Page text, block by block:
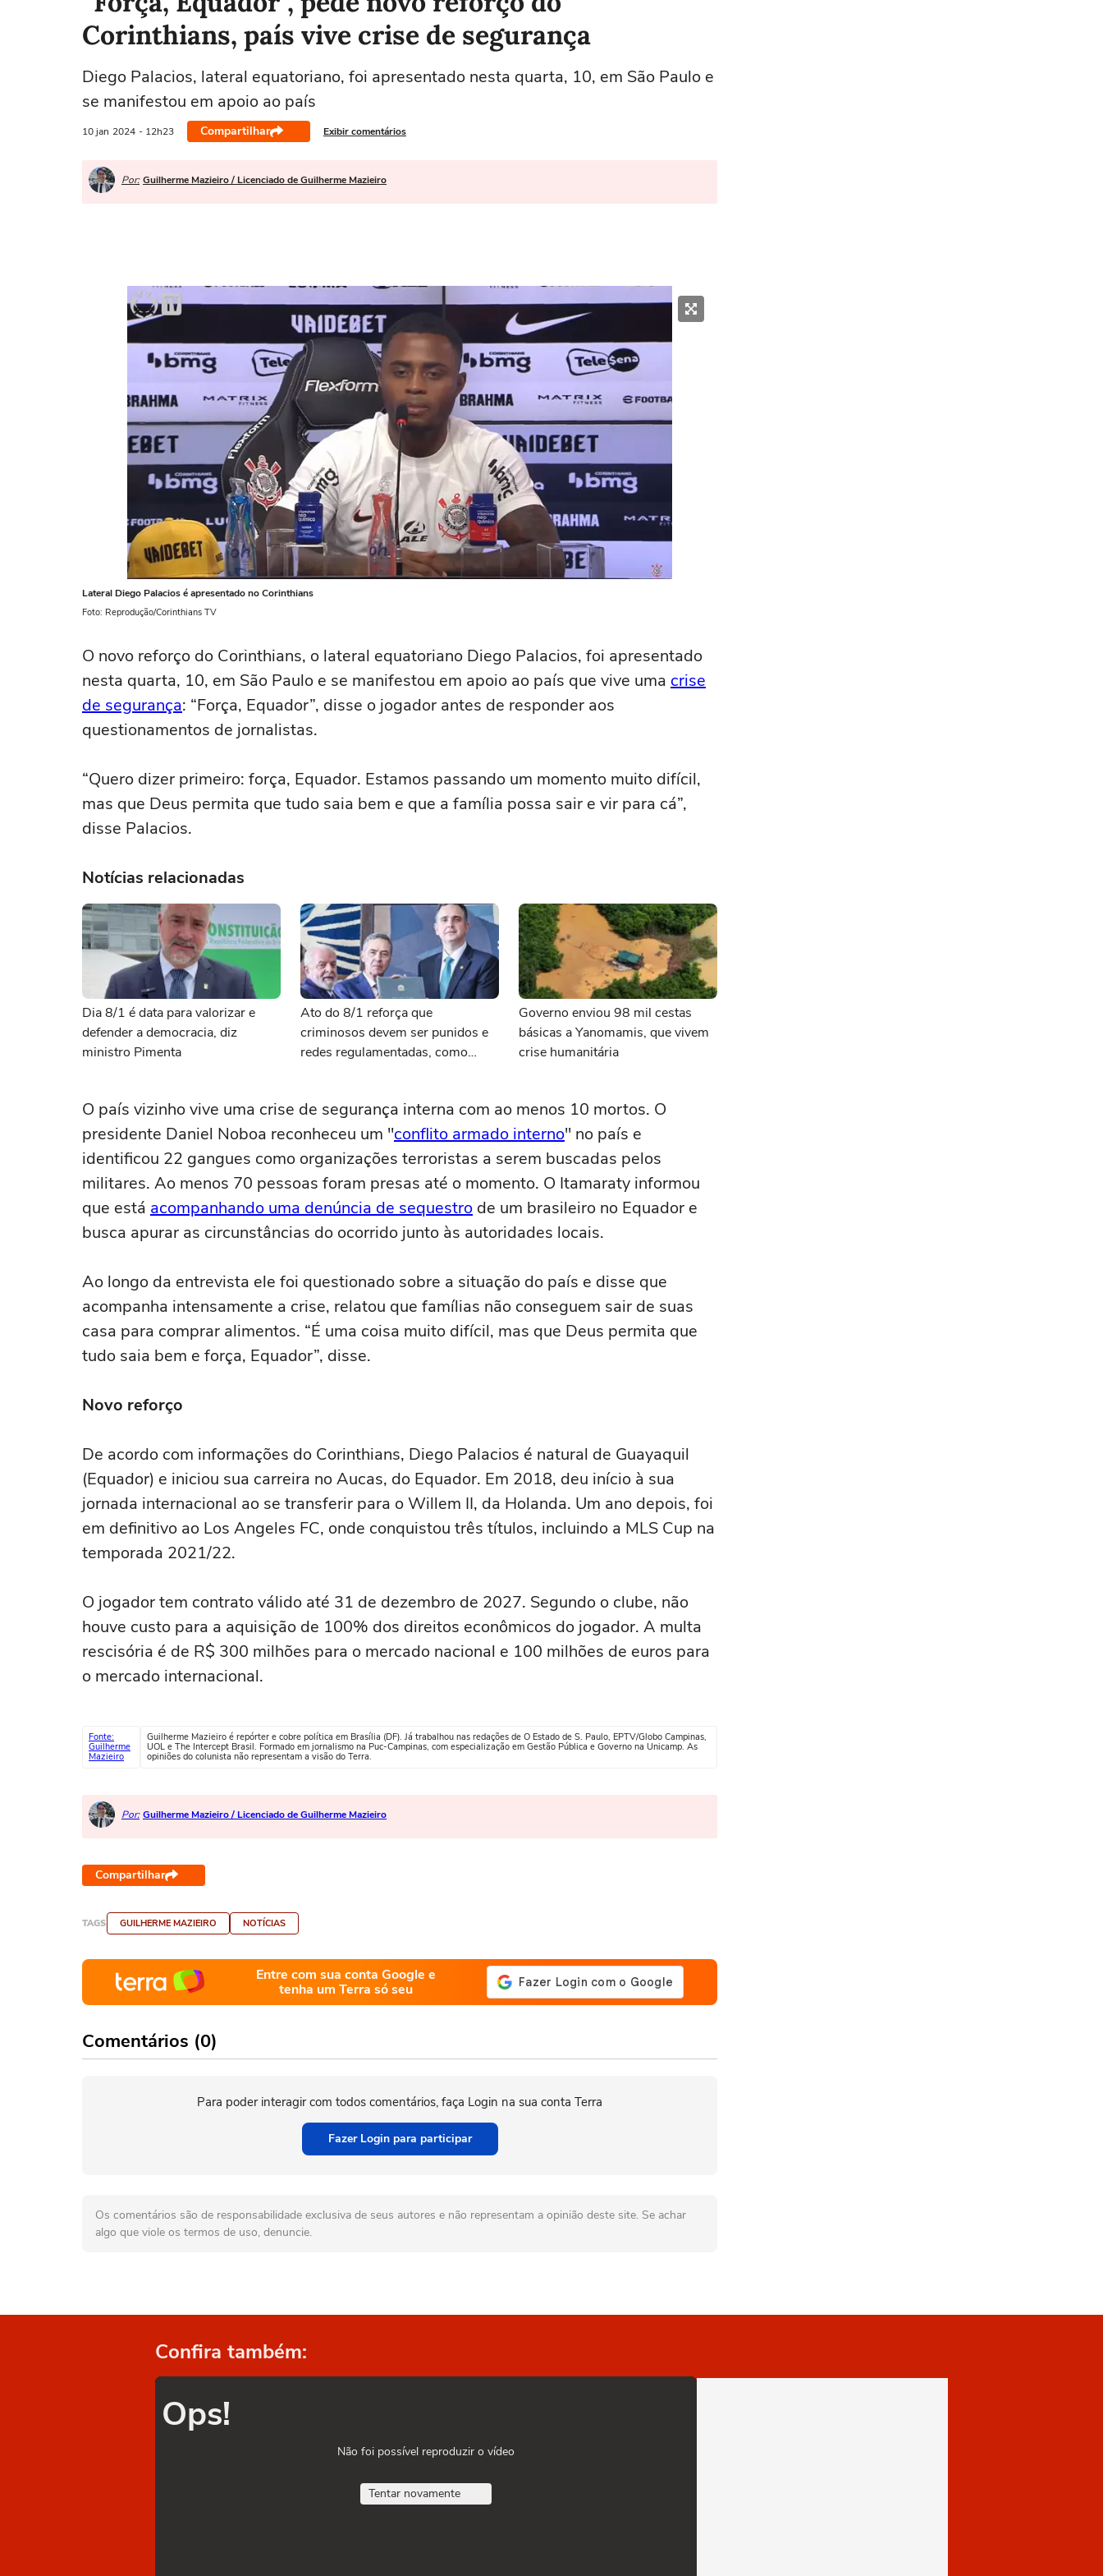
Corinthians, país vive crise de segurança
Diego Palacios, lateral equatoriano, foi apresentado nesta quarta, 10, em São Paulo e
se manifestou em apoio ao país
10 jan 2024 - 12h23 Compartilhar Exibir comentários
Por: Guilherme Mazieiro / Licenciado de Guilherme Mazieiro
Lateral Diego Palacios é apresentado no Corinthians
Foto: Reprodução/Corinthians TV
O novo reforço do Corinthians, o lateral equatoriano Diego Palacios, foi apresentado
nesta quarta, 10, em São Paulo e se manifestou em apoio ao país que vive uma crise
de segurança: “Força, Equador”, disse o jogador antes de responder aos
questionamentos de jornalistas.
“Quero dizer primeiro: força, Equador. Estamos passando um momento muito difícil,
mas que Deus permita que tudo saia bem e que a família possa sair e vir para cá”,
disse Palacios.
Notícias relacionadas
Dia 8/1 é data para valorizar e
defender a democracia, diz
ministro Pimenta
Ato do 8/1 reforça que
criminosos devem ser punidos e
redes regulamentadas, como
Governo enviou 98 mil cestas
básicas a Yanomamis, que vivem
crise humanitária
O país vizinho vive uma crise de segurança interna com ao menos 10 mortos. O
presidente Daniel Noboa reconheceu um "conflito armado interno" no país e
identificou 22 gangues como organizações terroristas a serem buscadas pelos
militares. Ao menos 70 pessoas foram presas até o momento. O Itamaraty informou
que está acompanhando uma denúncia de sequestro de um brasileiro no Equador e
busca apurar as circunstâncias do ocorrido junto às autoridades locais.
Ao longo da entrevista ele foi questionado sobre a situação do país e disse que
acompanha intensamente a crise, relatou que famílias não conseguem sair de suas
casa para comprar alimentos. “É uma coisa muito difícil, mas que Deus permita que
tudo saia bem e força, Equador”, disse.
Novo reforço
De acordo com informações do Corinthians, Diego Palacios é natural de Guayaquil
(Equador) e iniciou sua carreira no Aucas, do Equador. Em 2018, deu início à sua
jornada internacional ao se transferir para o Willem II, da Holanda. Um ano depois, foi
em definitivo ao Los Angeles FC, onde conquistou três títulos, incluindo a MLS Cup na
temporada 2021/22.
O jogador tem contrato válido até 31 de dezembro de 2027. Segundo o clube, não
houve custo para a aquisição de 100% dos direitos econômicos do jogador. A multa
rescisória é de R$ 300 milhões para o mercado nacional e 100 milhões de euros para
o mercado internacional.
Fonte:
Guilherme
Mazieiro
Guilherme Mazieiro é repórter e cobre política em Brasília (DF). Já trabalhou nas redações de O Estado de S. Paulo, EPTV/Globo Campinas,
UOL e The Intercept Brasil. Formado em jornalismo na Puc-Campinas, com especialização em Gestão Pública e Governo na Unicamp. As
opiniões do colunista não representam a visão do Terra.
Por: Guilherme Mazieiro / Licenciado de Guilherme Mazieiro
Compartilhar
TAGS GUILHERME MAZIEIRO NOTÍCIAS
Entre com sua conta Google e
tenha um Terra só seu
Comentários (0)
Para poder interagir com todos comentários, faça Login na sua conta Terra
Fazer Login para participar
Os comentários são de responsabilidade exclusiva de seus autores e não representam a opinião deste site. Se achar
algo que viole os termos de uso, denuncie.
Confira também:
Ops!
Não foi possível reproduzir o vídeo
Tentar novamente